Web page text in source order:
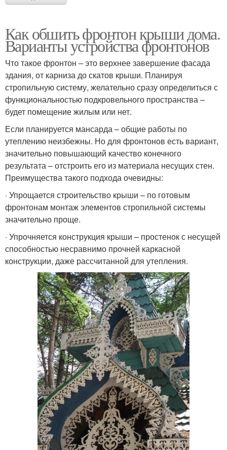
Как обшить фронтон крыши дома.
Варианты устройства фронтонов
Что такое фронтон – это верхнее завершение фасада
здания, от карниза до скатов крыши. Планируя
стропильную систему, желательно сразу определиться с
функциональностью подкровельного пространства –
будет помещение жилым или нет.
Если планируется мансарда – общие работы по
утеплению неизбежны. Но для фронтонов есть вариант,
значительно повышающий качество конечного
результата – отстроить его из материала несущих стен.
Преимущества такого подхода очевидны:
· Упрощается строительство крыши – по готовым
фронтонам монтаж элементов стропильной системы
значительно проще.
· Упрочняется конструкция крыши – простенок с несущей
способностью несравнимо прочней каркасной
конструкции, даже рассчитанной для утепления.